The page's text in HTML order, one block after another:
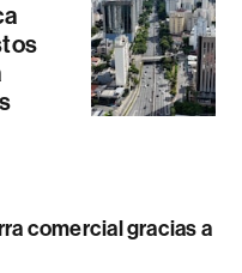
comercial gracias a